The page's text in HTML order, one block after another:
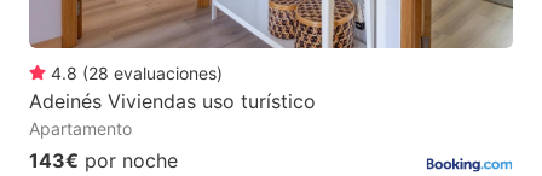
4.8 (28 evaluaciones)
Adeinés Viviendas uso turístico
Apartamento
143€ por noche